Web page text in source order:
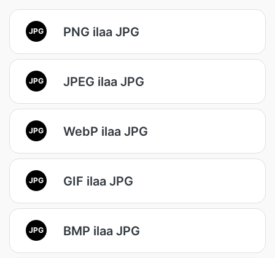
JPG PNG ilaa JPG
JPG JPEG ilaa JPG
JPG WebP ilaa JPG
JPG GIF ilaa JPG
JPG BMP ilaa JPG